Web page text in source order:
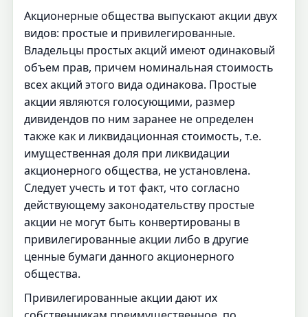
Акционерные общества выпускают акции двух
видов: простые и привилегированные.
Владельцы простых акций имеют одинаковый
объем прав, причем номинальная стоимость
всех акций этого вида одинакова. Простые
акции являются голосующими, размер
дивидендов по ним заранее не определен
также как и ликвидационная стоимость, т.е.
имущественная доля при ликвидации
акционерного общества, не установлена.
Следует учесть и тот факт, что согласно
действующему законодательству простые
акции не могут быть конвертированы в
привилегированные акции либо в другие
ценные бумаги данного акционерного
общества.
Привилегированные акции дают их